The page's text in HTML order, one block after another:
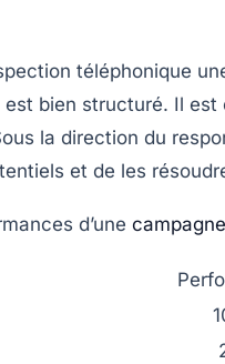
téléphonique
bien structuré. Il est
la direction du
et de les
d’une